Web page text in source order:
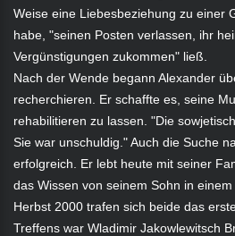
Weise eine Liebesbeziehung zu einer
habe, "seinen Posten verlassen, ihr
Vergünstigungen zukommen" ließ.
Nach der Wende begann Alexander
recherchieren. Er schaffte es, seine
rehabilitieren zu lassen. "Die
Sie war unschuldig." Auch die Suche
erfolgreich. Er lebt heute mit seiner
das Wissen von seinem Sohn in
Herbst 2000 trafen sich beide das
Treffens war Wladimir Jakowlewitsch